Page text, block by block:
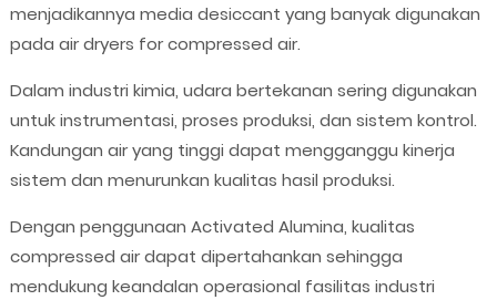
menjadikannya media desiccant yang banyak digunakan
pada air dryers for compressed air.
Dalam industri kimia, udara bertekanan sering digunakan
untuk instrumentasi, proses produksi, dan sistem kontrol.
Kandungan air yang tinggi dapat mengganggu kinerja
sistem dan menurunkan kualitas hasil produksi.
Dengan penggunaan Activated Alumina, kualitas
compressed air dapat dipertahankan sehingga
mendukung keandalan operasional fasilitas industri